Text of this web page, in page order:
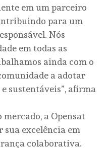
em um parceiro
para um
Nós
em todas as
ainda com o
a adotar
sustentáveis”, afirma
mercado, a Opensat
sua excelência em
colaborativa.